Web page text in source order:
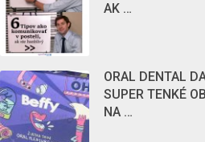
AK …
ORAL DENTAL
SUPER TENKÉ
NA …